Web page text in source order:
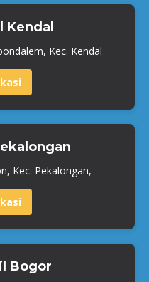
Kendal
Kec. Kendal
Kec. Pekalongan,
Bogor